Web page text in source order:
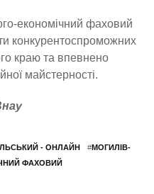
економічний фаховий
конкурентоспроможних
краю та впевнено
майстерності.
- ОНЛАЙН #МОГИЛІВ-
ФАХОВИЙ